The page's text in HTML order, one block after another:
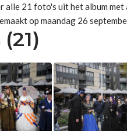
alle 21 foto's uit het album
op maandag 26